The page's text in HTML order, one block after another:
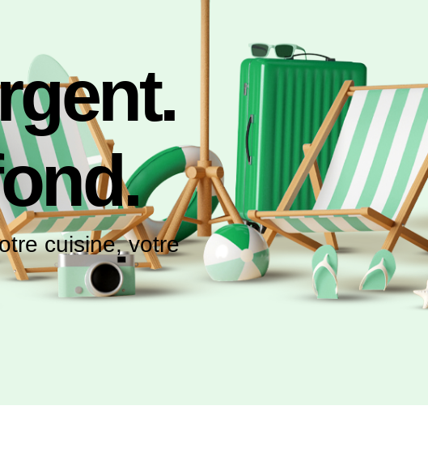
cuisine, votre